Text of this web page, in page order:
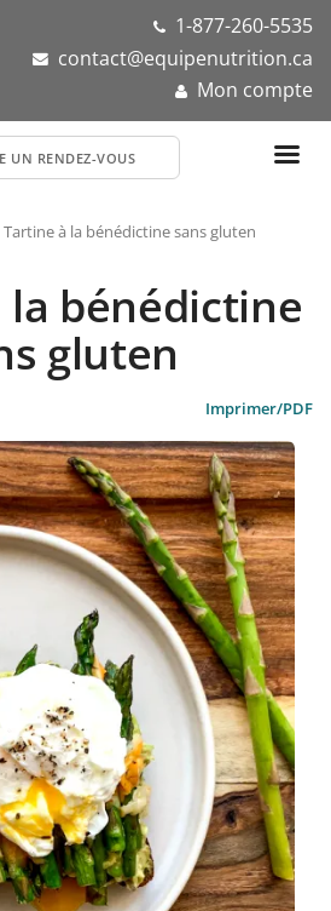
1-877-260-5535
contact@equipenutrition.ca
Mon compte
UN RENDEZ-VOUS
Tartine à la bénédictine sans gluten
bénédictine
gluten
Imprimer/PDF